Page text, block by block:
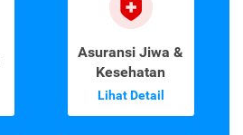
Asuransi Jiwa &
Kesehatan
Lihat Detail